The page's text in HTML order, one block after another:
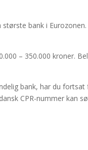
bank i
– 350.000 kroner.
bank, har du
CPR-nummer kan